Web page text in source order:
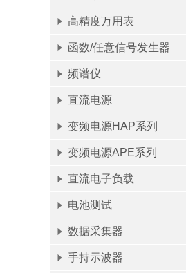
高精度万用表
函数/任意信号发生器
频谱仪
直流电源
变频电源HAP系列
变频电源APE系列
直流电子负载
电池测试
数据采集器
手持示波器